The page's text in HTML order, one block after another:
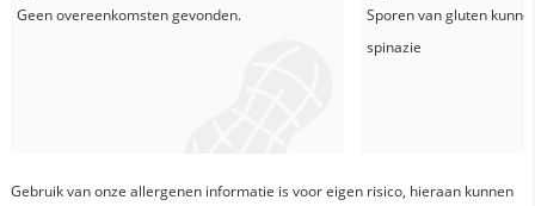
Geen overeenkomsten gevonden.
Sporen van gluten
spinazie
Gebruik van onze allergenen informatie is voor eigen risico, hieraan kunnen